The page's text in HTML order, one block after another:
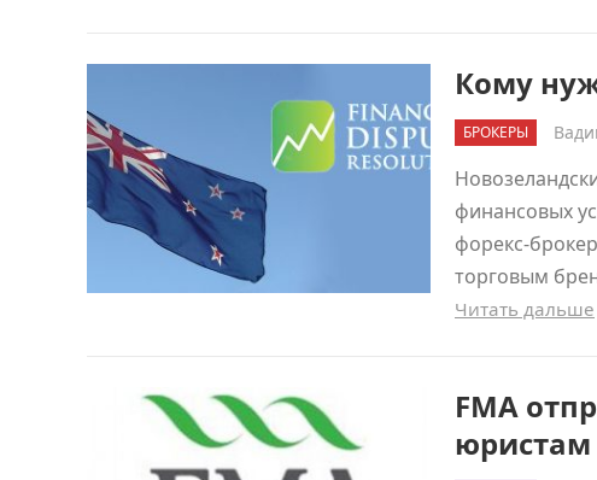
Кому
БРОКЕРЫ
финансовых
форекс-
торговым
Читать дальше
FMA
юристам